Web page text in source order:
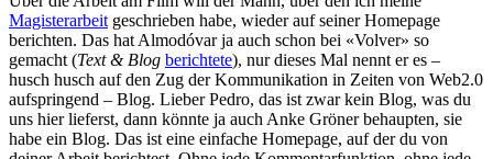
Magisterarbeit geschrieben habe, wieder auf seiner Homepage
berichten. Das hat Almodóvar ja auch schon bei «Volver» so
gemacht (Text & Blog berichtete), nur dieses Mal nennt er es –
husch husch auf den Zug der Kommunikation in Zeiten von Web2.0
aufspringend – Blog. Lieber Pedro, das ist zwar kein Blog, was du
uns hier lieferst, dann könnte ja auch Anke Gröner behaupten, sie
habe ein Blog. Das ist eine einfache Homepage, auf der du von